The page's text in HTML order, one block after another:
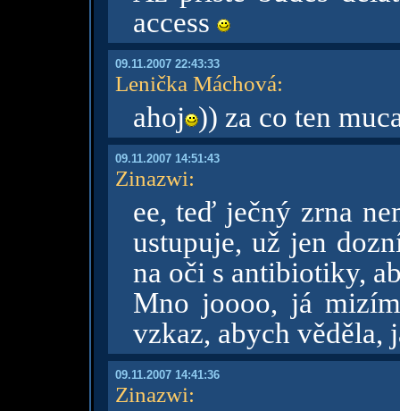
access
09.11.2007 22:43:33
Lenička Máchová:
ahoj )) za co ten
09.11.2007 14:51:43
Zinazwi:
ee, teď ječný zrna
ustupuje, už jen
na oči s antibiotiky,
Mno joooo, já
vzkaz, abych věděla,
09.11.2007 14:41:36
Zinazwi: